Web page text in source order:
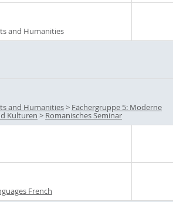
and Humanities
and Humanities> Fächergruppe 5: Moderne
Kulturen > Romanisches Seminar
French